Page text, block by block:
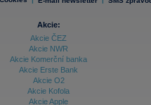
Akcie:
Akcie ČEZ
Akcie NWR
Akcie Komerční banka
Akcie Erste Bank
Akcie O2
Akcie Kofola
Akcie Apple